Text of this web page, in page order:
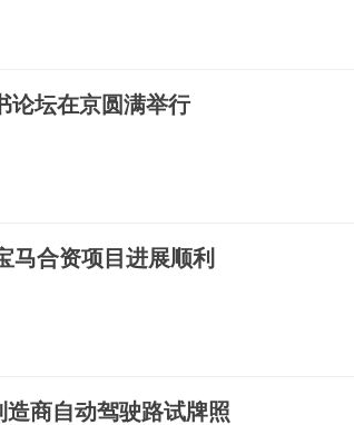
论坛在京圆满举行
马合资项目进展顺利
商自动驾驶路试牌照